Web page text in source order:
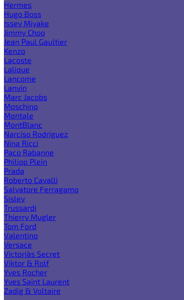
Hermes
Hugo Boss
Issey Miyake
Jimmy Choo
Jean Paul Gaultier
Kenzo
Lacoste
Lalique
Lancome
Lanvin
Marc Jacobs
Moschino
Montale
MontBlanc
Narciso Rodriguez
Nina Ricci
Paco Rabanne
Philipp Plein
Prada
Roberto Cavalli
Salvatore Ferragamo
Sisley
Trussardi
Thierry Mugler
Tom Ford
Valentino
Versace
Victoria`s Secret
Viktor & Rolf
Yves Rocher
Yves Saint Laurent
Zadig & Voltaire